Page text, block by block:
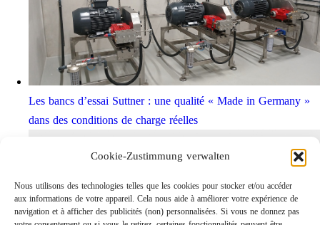
Cookie-Zustimmung verwalten
Nous utilisons des technologies telles que les cookies pour stocker et/ou accéder
aux informations de votre appareil. Cela nous aide à améliorer votre expérience de
navigation et à afficher des publicités (non) personnalisées. Si vous ne donnez pas
Les bancs d’essai Suttner : une qualité « Made in Germany »
dans des conditions de charge réelles